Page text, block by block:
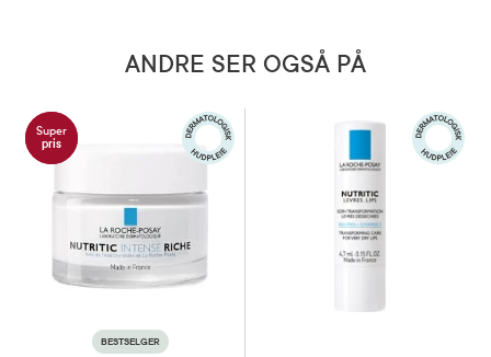
ANDRE SER OGSÅ PÅ
Super
pris
BESTSELGER